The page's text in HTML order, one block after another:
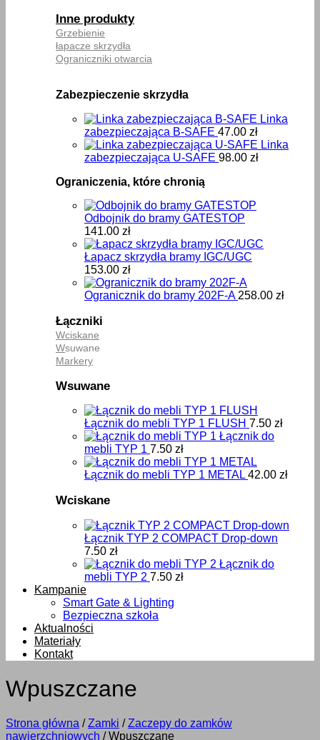
Inne produkty
Grzebienie
łapacze skrzydła
Ograniczniki otwarcia
Zabezpieczenie skrzydła
Linka
zabezpieczająca B-SAFE 47.00 zł
Linka
zabezpieczająca U-SAFE 98.00 zł
Ograniczenia, które chronią
Odbojnik do bramy GATESTOP
141.00 zł
Łapacz skrzydła bramy IGC/UGC
153.00 zł
Ogranicznik do bramy 202F-A 258.00 zł
Łączniki
Wciskane
Wsuwane
Markery
Wsuwane
Łącznik do mebli TYP 1 FLUSH 7.50 zł
Łącznik do
mebli TYP 1 7.50 zł
Łącznik do mebli TYP 1 METAL 42.00 zł
Wciskane
Łącznik TYP 2 COMPACT Drop-down
7.50 zł
Łącznik do
mebli TYP 2 7.50 zł
Kampanie
Smart Gate & Lighting
Bezpieczna szkoła
Aktualności
Materiały
Kontakt
Wpuszczane
Strona główna / Zamki / Zaczepy do zamków
nawierzchniowych / Wpuszczane